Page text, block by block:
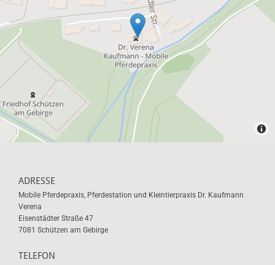
ADRESSE
Mobile Pferdepraxis, Pferdestation und Kleintierpraxis Dr. Kaufmann
Verena
Eisenstädter Straße 47
7081 Schützen am Gebirge
TELEFON